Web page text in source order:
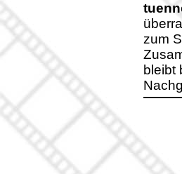
zum
bleibt